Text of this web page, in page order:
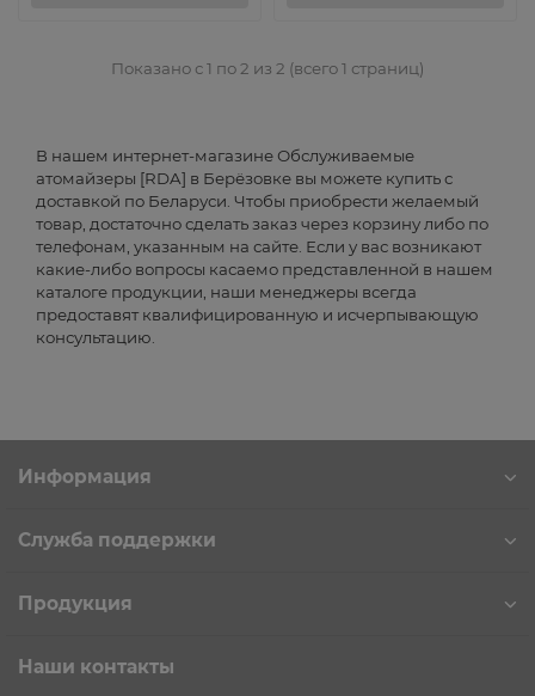
Показано с 1 по 2 из 2 (всего 1 страниц)
В нашем интернет-магазине Обслуживаемые
атомайзеры [RDA] в Берёзовке вы можете купить с
доставкой по Беларуси. Чтобы приобрести желаемый
товар, достаточно сделать заказ через корзину либо по
телефонам, указанным на сайте. Если у вас возникают
какие-либо вопросы касаемо представленной в нашем
каталоге продукции, наши менеджеры всегда
предоставят квалифицированную и исчерпывающую
консультацию.
Информация
Служба поддержки
Продукция
Наши контакты